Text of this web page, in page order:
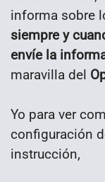
informa sobre
siempre y
envíe la
maravilla del
Yo para ver
configuración
instrucción,